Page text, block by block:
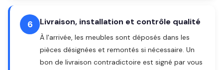
6 Livraison, installation et contrôle qualité
À l'arrivée, les meubles sont déposés dans les
pièces désignées et remontés si nécessaire. Un
bon de livraison contradictoire est signé par vous